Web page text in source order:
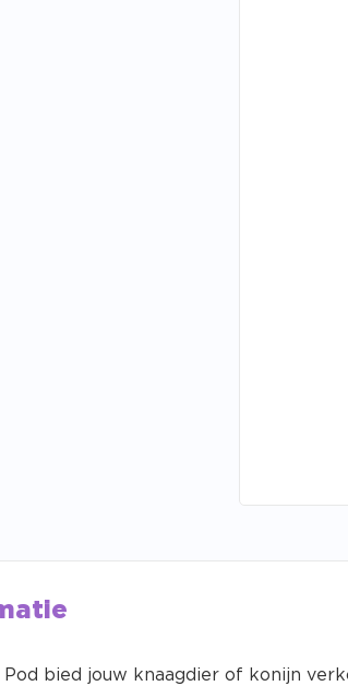
bied jouw knaagdier of konijn